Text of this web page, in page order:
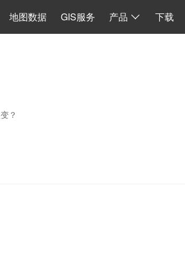
地图数据 GIS服务 产品 下载
水经微图CAD
二维系统
离线 API 源码
？